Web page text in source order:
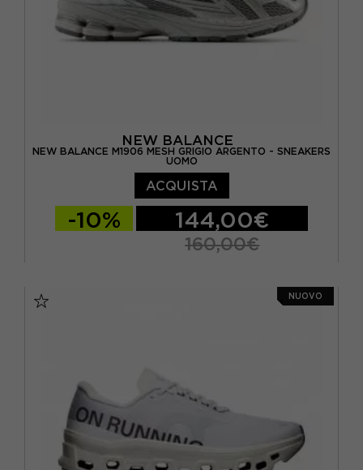
NEW BALANCE
NEW BALANCE M1906 MESH GRIGIO ARGENTO - SNEAKERS
UOMO
EUR 43 / US 9.5
ACQUISTA
-10% 144,00€
160,00€
NUOVO